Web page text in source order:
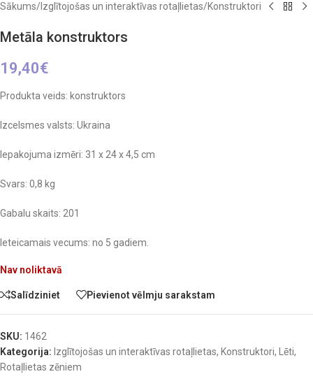
Sākums/ Izglītojošas un interaktīvas rotaļlietas/Konstruktori
Metāla konstruktors
19,40€
Produkta veids: konstruktors
Izcelsmes valsts: Ukraina
Iepakojuma izmēri: 31 x 24 x 4,5 cm
Svars: 0,8 kg
Gabalu skaits: 201
Ieteicamais vecums: no 5 gadiem.
Nav noliktavā
Salīdziniet Pievienot vēlmju sarakstam
SKU: 1462
Kategorija: Izglītojošas un interaktīvas rotaļlietas, Konstruktori, Lēti,
Rotaļlietas zēniem